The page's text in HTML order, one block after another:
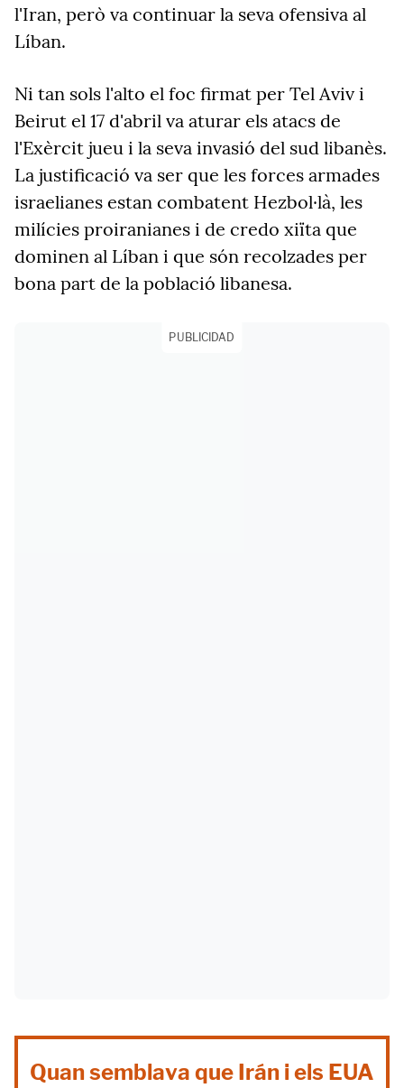
l'Iran, però va continuar la seva ofensiva al
Líban.
Ni tan sols l'alto el foc firmat per Tel Aviv i
Beirut el 17 d'abril va aturar els atacs de
l'Exèrcit jueu i la seva invasió del sud libanès.
La justificació va ser que les forces armades
israelianes estan combatent Hezbol·là, les
milícies proiranianes i de credo xiïta que
dominen al Líban i que són recolzades per
bona part de la població libanesa.
PUBLICIDAD
Quan semblava que Irán i els EUA